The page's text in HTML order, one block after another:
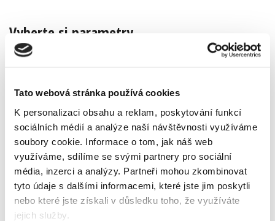
Tato webová stránka používá cookies
K personalizaci obsahu a reklam, poskytování funkcí
sociálních médií a analýze naší návštěvnosti využíváme
soubory cookie. Informace o tom, jak náš web
využíváme, sdílíme se svými partnery pro sociální
média, inzerci a analýzy. Partneři mohou zkombinovat
tyto údaje s dalšími informacemi, které jste jim poskytli
nebo které jste získali v důsledku toho, že využíváte
jejich služby.
Vyberte si parametry
Popis Alternativní produkty
rozměr 24 mm
10 ks v balení
barevné provedení - červená